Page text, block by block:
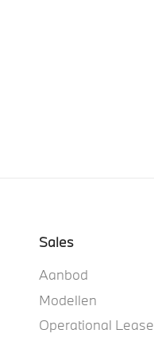
Sales
Aanbod
Modellen
Operational Lease